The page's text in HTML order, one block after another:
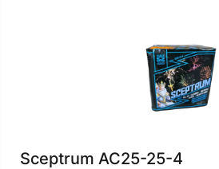
Sceptrum AC25-25-4